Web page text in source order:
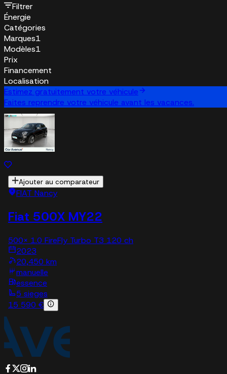
Filtrer
Énergie
Catégories
Marques1
Modèles1
Prix
Financement
Localisation
Estimez gratuitement votre véhicule
Faites reprendre votre véhicule avant les vacances.
Ajouter au comparateur
FIAT Nancy
Fiat 500X MY22
500X 1.0 FireFly Turbo T3 120 ch
2023
20,450 km
manuelle
essence
5 sieges
15 590 €